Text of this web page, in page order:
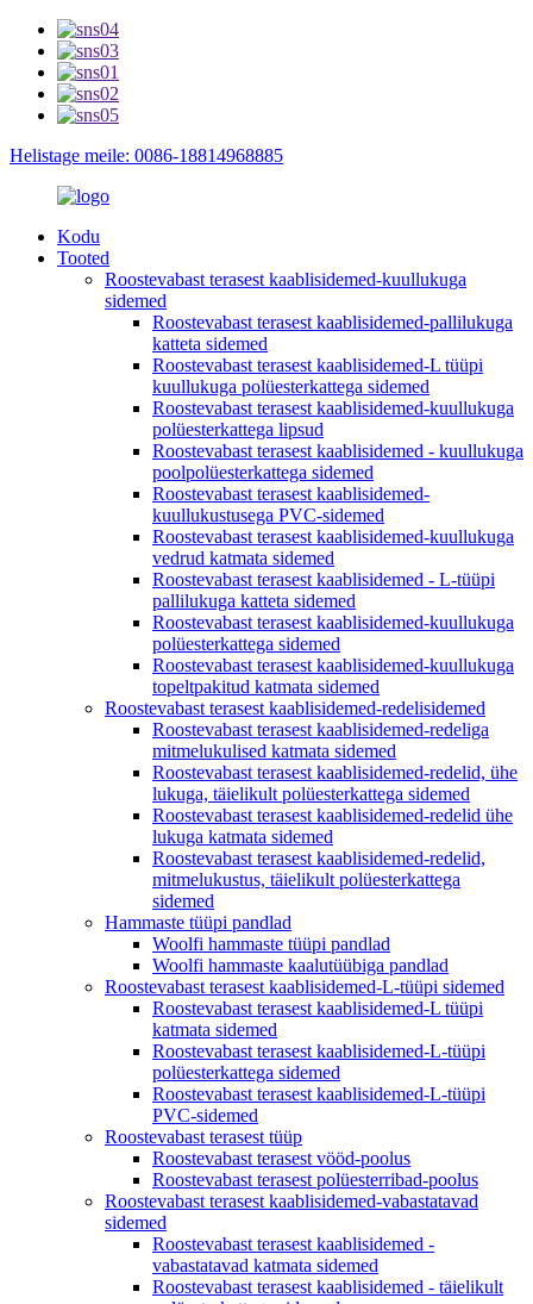
Helistage meile: 0086-18814968885
Kodu
Tooted
Roostevabast terasest kaablisidemed-kuullukuga
sidemed
Roostevabast terasest kaablisidemed-pallilukuga
katteta sidemed
Roostevabast terasest kaablisidemed-L tüüpi
kuullukuga polüesterkattega sidemed
Roostevabast terasest kaablisidemed-kuullukuga
polüesterkattega lipsud
Roostevabast terasest kaablisidemed - kuullukuga
poolpolüesterkattega sidemed
Roostevabast terasest kaablisidemed-
kuullukustusega PVC-sidemed
Roostevabast terasest kaablisidemed-kuullukuga
vedrud katmata sidemed
Roostevabast terasest kaablisidemed - L-tüüpi
pallilukuga katteta sidemed
Roostevabast terasest kaablisidemed-kuullukuga
polüesterkattega sidemed
Roostevabast terasest kaablisidemed-kuullukuga
topeltpakitud katmata sidemed
Roostevabast terasest kaablisidemed-redelisidemed
Roostevabast terasest kaablisidemed-redeliga
mitmelukulised katmata sidemed
Roostevabast terasest kaablisidemed-redelid, ühe
lukuga, täielikult polüesterkattega sidemed
Roostevabast terasest kaablisidemed-redelid ühe
lukuga katmata sidemed
Roostevabast terasest kaablisidemed-redelid,
mitmelukustus, täielikult polüesterkattega
sidemed
Hammaste tüüpi pandlad
Woolfi hammaste tüüpi pandlad
Woolfi hammaste kaalutüübiga pandlad
Roostevabast terasest kaablisidemed-L-tüüpi sidemed
Roostevabast terasest kaablisidemed-L tüüpi
katmata sidemed
Roostevabast terasest kaablisidemed-L-tüüpi
polüesterkattega sidemed
Roostevabast terasest kaablisidemed-L-tüüpi
PVC-sidemed
Roostevabast terasest tüüp
Roostevabast terasest vööd-poolus
Roostevabast terasest polüesterribad-poolus
Roostevabast terasest kaablisidemed-vabastatavad
sidemed
Roostevabast terasest kaablisidemed -
vabastatavad katmata sidemed
Roostevabast terasest kaablisidemed - täielikult